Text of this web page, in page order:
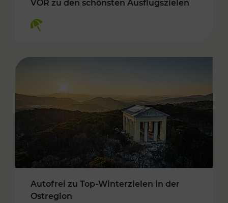
VOR zu den schönsten Ausflugszielen
Autofrei zu Top-Winterzielen in der
Ostregion